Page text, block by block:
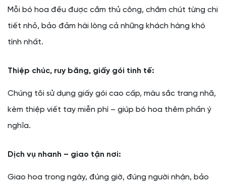
Mỗi bó hoa đều được cắm thủ công, chăm chút từng chi
tiết nhỏ, bảo đảm hài lòng cả những khách hàng khó
tính nhất.
Thiệp chúc, ruy băng, giấy gói tinh tế:
Chúng tôi sử dụng giấy gói cao cấp, màu sắc trang nhã,
kèm thiệp viết tay miễn phí – giúp bó hoa thêm phần ý
nghĩa.
Dịch vụ nhanh – giao tận nơi:
Giao hoa trong ngày, đúng giờ, đúng người nhận, bảo